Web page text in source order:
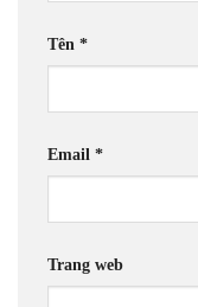
Tên *
Email *
Trang web